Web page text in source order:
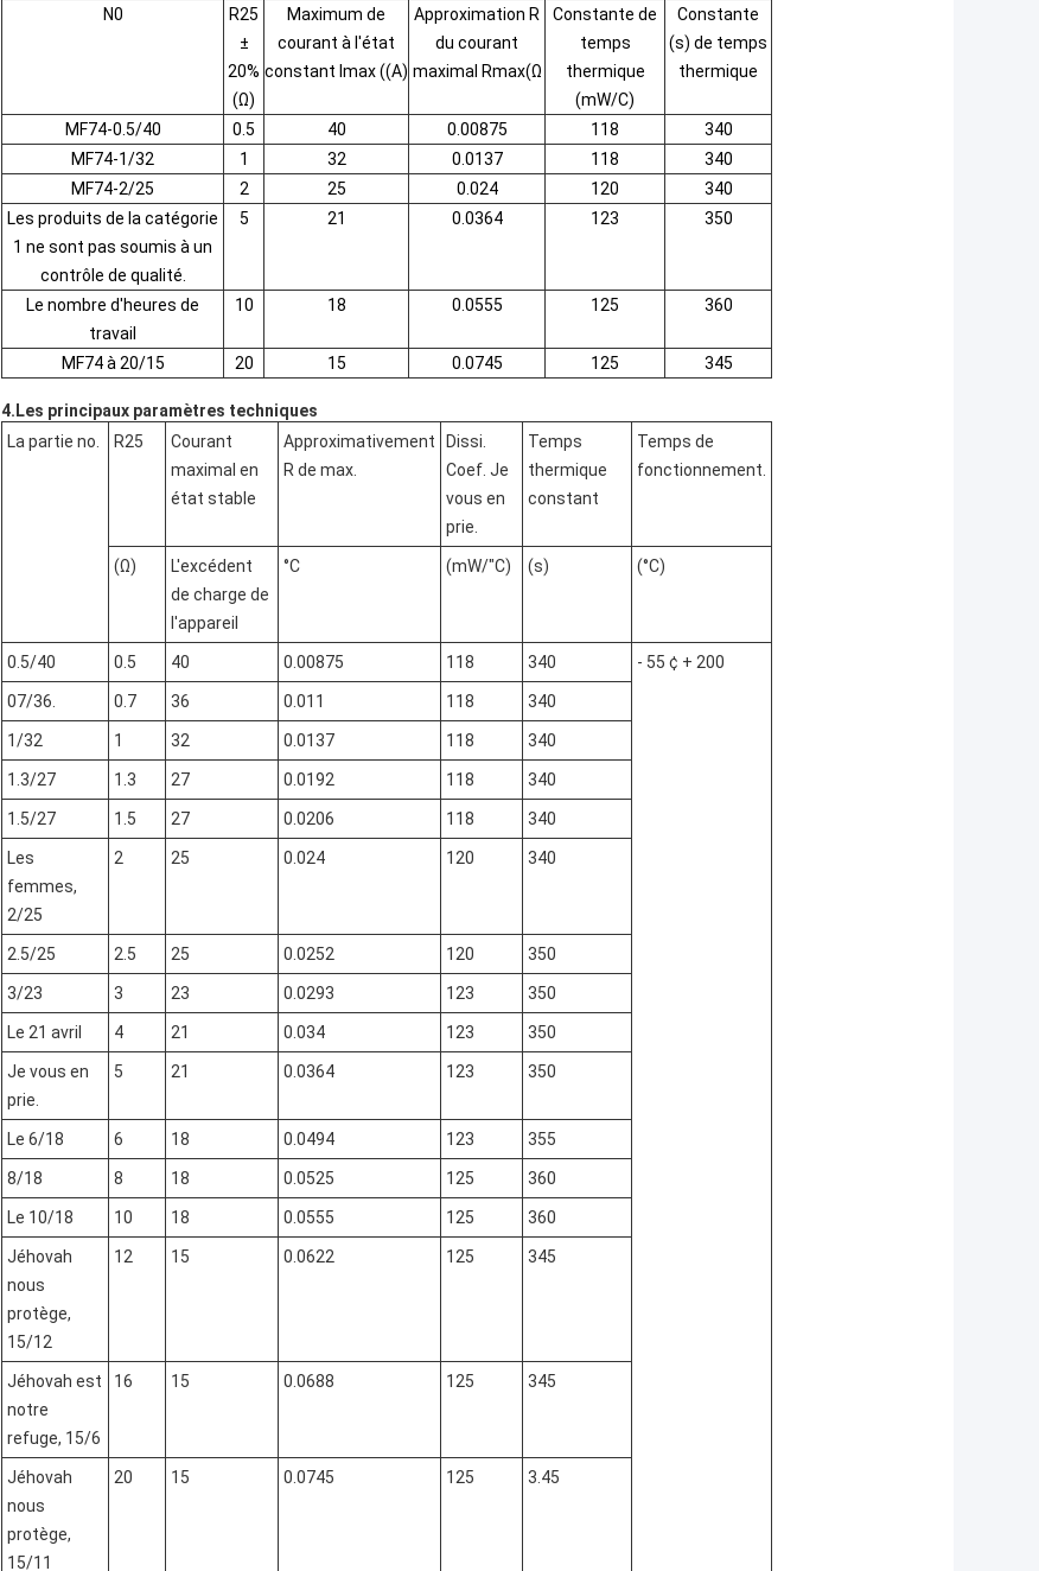
N0
R25
±
20%
(Ω)
Maximum de
courant à l'état
constant Imax ((A)
Approximation R
du courant
maximal Rmax(Ω
Constante de
temps
thermique
(mW/C)
Constante
(s) de temps
thermique
MF74-0.5/40 0.5 40 0.00875 118
340
MF74-1/32
1 32 0.0137 118
340
MF74-2/25
2 25 0.024 120
340
Les produits de la catégorie
1 ne sont pas soumis à un
contrôle de qualité.
5 21 0.0364 123 350
Le nombre d'heures de
travail
10 18 0.0555 125 360
MF74 à 20/15 20 15 0.0745 125 345
4.Les principaux paramètres techniques
La partie no.
R25
Courant
maximal en
état stable
Approximativement
R de max.
Dissi.
Coef. Je
vous en
prie.
Temps
thermique
constant
Temps de
fonctionnement.
(Ω)
L'excédent
de charge de
l'appareil
°C (mW/"C) (s) (°C)
0.5/40 0.5 40 0.00875 118 340 - 55 ¢ + 200
07/36. 0.7 36 0.011 118 340
1/32 1 32 0.0137 118 340
1.3/27 1.3 27 0.0192 118 340
1.5/27 1.5 27 0.0206 118 340
Les
femmes,
2/25
2 25 0.024 120 340
2.5/25 2.5 25 0.0252 120 350
3/23 3 23 0.0293 123 350
Le 21 avril 4 21 0.034 123 350
Je vous en
prie.
5 21 0.0364 123 350
Le 6/18 6 18 0.0494 123 355
8/18 8 18 0.0525 125 360
Le 10/18 10 18 0.0555 125 360
Jéhovah
nous
protège,
15/12
12 15 0.0622 125 345
Jéhovah est
notre
refuge, 15/6
16 15 0.0688 125 345
Jéhovah
nous
protège,
15/11
20 15 0.0745 125 3.45